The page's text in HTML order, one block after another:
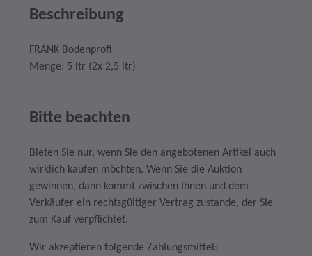
Beschreibung
FRANK Bodenprofi
Menge: 5 ltr (2x 2,5 ltr)
Bitte beachten
Bieten Sie nur, wenn Sie den angebotenen Artikel auch
wirklich kaufen möchten. Wenn Sie die Auktion
gewinnen, dann kommt zwischen Ihnen und dem
Verkäufer ein rechtsgültiger Vertrag zustande, der Sie
zum Kauf verpflichtet.
Wir akzeptieren folgende Zahlungsmittel: